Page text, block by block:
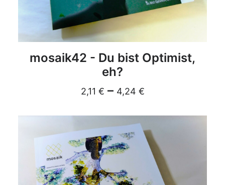
DETAILS
mosaik42 - Du bist Optimist,
eh?
2,11 € – 4,24 €